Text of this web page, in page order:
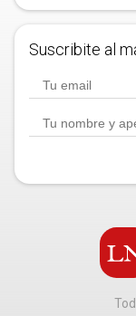
Suscribite al